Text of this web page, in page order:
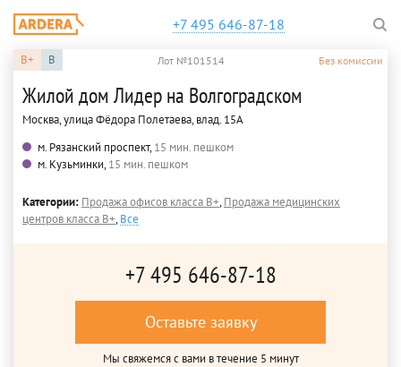
+7 495 646-87-18
B+ B Лот №101514 Без комиссии
Жилой дом Лидер на Волгоградском
Москва, улица Фёдора Полетаева, влад. 15А
м. Рязанский проспект,15 мин. пешком
м. Кузьминки,15 мин. пешком
Категории: Продажа офисов класса B+,Продажа медицинских
центров класса B+,Все
+7 495 646-87-18
Оставьте заявку
Мы свяжемся с вами в течение 5 минут